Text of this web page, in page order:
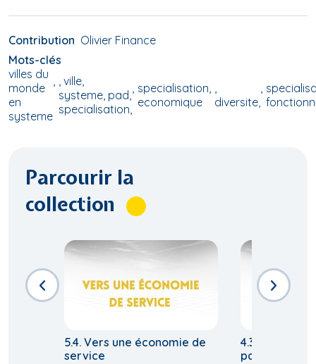
Contribution Olivier Finance
Mots-clés
villes du
monde
en
systeme
, ville,
systeme, pad,
specialisation,
specialisation
economique
,
diversite,
Parcourir la
collection
5.4. Vers une économie de
service
4.3. Villes
pauvres